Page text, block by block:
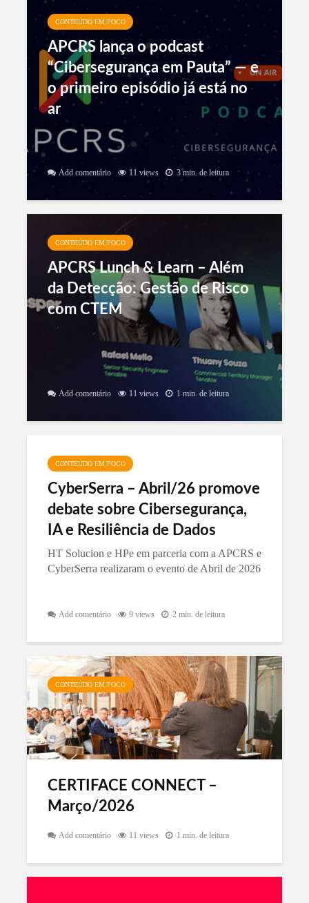
evento que coloca a
cibersegurança na pauta da alta
liderança está chegando
30 views 4 min. de leitura
CONTEÚDO EM FOCO
APCRS lança o podcast
“Cibersegurança em Pauta” — e
o primeiro episódio já está no
ar
Add comentário 11 views 3 min. de leitura
CONTEÚDO EM FOCO
APCRS Lunch & Learn – Além
da Detecção: Gestão de Risco
com CTEM
Add comentário 11 views 1 min. de leitura
CONTEÚDO EM FOCO
CyberSerra – Abril/26 promove
debate sobre Cibersegurança,
IA e Resiliência de Dados
HT Solucion e HPe em parceria com a APCRS e
CyberSerra realizaram o evento de Abril de 2026
Add comentário 9 views 2 min. de leitura
CONTEÚDO EM FOCO
CERTIFACE CONNECT –
Março/2026
Add comentário 11 views 1 min. de leitura